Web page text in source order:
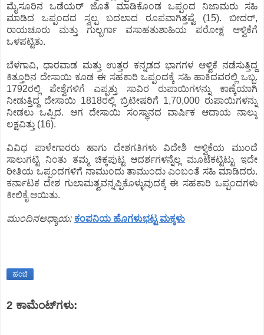
ಮೈಸೂರಿನ ಒಡೆಯರ್ ಜೊತೆ ಮಾಡಿಕೊಂಡ ಒಪ್ಪಂದ ನಿಜಾಮರು ಸಹಿ
ಮಾಡಿದ ಒಪ್ಪಂದದ ಸ್ವಲ್ಪ ಬದಲಾದ ರೂಪವಾಗಿತ್ತಷ್ಟೆ (15). ಬೀದರ್,
ರಾಯಚೂರು ಮತ್ತು ಗುಲ್ಬರ್ಗಾ ವಸಾಹತುಶಾಹಿಯ ಪರೋಕ್ಷ ಆಳ್ವಿಕೆಗೆ
ಒಳಪಟ್ಟಿತು.
ಬೆಳಗಾವಿ, ಧಾರವಾಡ ಮತ್ತು ಉತ್ತರ ಕನ್ನಡದ ಭಾಗಗಳ ಆಳ್ವಿಕೆ ನಡೆಸುತ್ತಿದ್ದ
ಕಿತ್ತೂರಿನ ದೇಸಾಯಿ ಕೂಡ ಈ ಸಹಕಾರಿ ಒಪ್ಪಂದಕ್ಕೆ ಸಹಿ ಹಾಕಿದವರಲ್ಲಿ ಒಬ್ಬ.
1792ರಲ್ಲಿ ಪೇಶ್ವೆಗಳಿಗೆ ಎಪ್ಪತ್ತು ಸಾವಿರ ರುಪಾಯಿಗಳನ್ನು ಕಾಣ್ಕೆಯಾಗಿ
ನೀಡುತ್ತಿದ್ದ ದೇಸಾಯಿ 1818ರಲ್ಲಿ ಬ್ರಿಟೀಷರಿಗೆ 1,70,000 ರುಪಾಯಿಗಳನ್ನು
ನೀಡಲು ಒಪ್ಪಿದ. ಆಗ ದೇಸಾಯಿ ಸಂಸ್ಥಾನದ ವಾರ್ಷಿಕ ಆದಾಯ ನಾಲ್ಕು
ಲಕ್ಷವಿತ್ತು (16).
ವಿವಿಧ ಪಾಳೇಗಾರರು ಹಾಗು ದೇಶಗತಿಗಳು ವಿದೇಶಿ ಆಳ್ವಿಕೆಯ ಮುಂದೆ
ಸಾಲುಗಟ್ಟಿ ನಿಂತು ತಮ್ಮ ಚಿಕ್ಕಪುಟ್ಟ ಆದರ್ಶಗಳನ್ನೆಲ್ಲ ಮೂಟೆಕಟ್ಟಿಟ್ಟು ಇದೇ
ರೀತಿಯ ಒಪ್ಪಂದಗಳಿಗೆ ನಾಮುಂದು ತಾಮುಂದು ಎಂಬಂತೆ ಸಹಿ ಮಾಡಿದರು.
ಕರ್ನಾಟಕ ದೇಶ ಗುಲಾಮತ್ವವನ್ನಪ್ಪಿಕೊಳ್ಳುವುದಕ್ಕೆ ಈ ಸಹಕಾರಿ ಒಪ್ಪಂದಗಳು
ಕೀಲಿಕೈ ಆಯಿತು.
ಮುಂದಿನಅಧ್ಯಾಯ: ಕಂಪನಿಯ ಹೊಗಳುಭಟ್ಟ ಮಕ್ಕಳು
ಹಂಚಿ
2 ಕಾಮೆಂಟ್‌ಗಳು: